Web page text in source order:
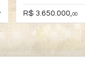
R$ 3.650.000, 00